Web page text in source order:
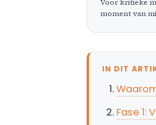
Voor kritieke
moment van
IN DIT
Fase 1: